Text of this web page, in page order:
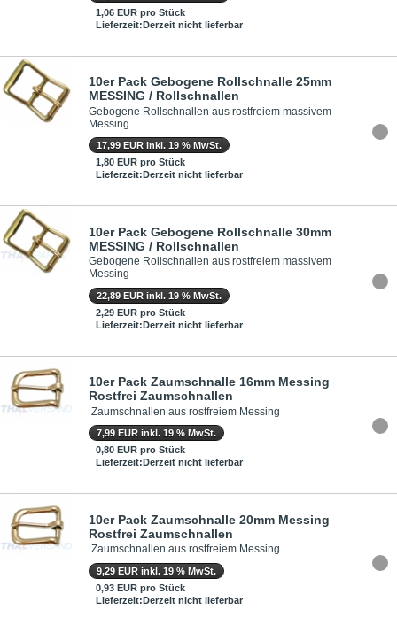
1,06 EUR pro Stück
Lieferzeit:Derzeit nicht lieferbar
10er Pack Gebogene Rollschnalle 25mm
MESSING / Rollschnallen
Gebogene Rollschnallen aus rostfreiem massivem
Messing
17,99 EUR inkl. 19 % MwSt.
1,80 EUR pro Stück
Lieferzeit:Derzeit nicht lieferbar
10er Pack Gebogene Rollschnalle 30mm
MESSING / Rollschnallen
Gebogene Rollschnallen aus rostfreiem massivem
Messing
22,89 EUR inkl. 19 % MwSt.
2,29 EUR pro Stück
Lieferzeit:Derzeit nicht lieferbar
10er Pack Zaumschnalle 16mm Messing
Rostfrei Zaumschnallen
Zaumschnallen aus rostfreiem Messing
7,99 EUR inkl. 19 % MwSt.
0,80 EUR pro Stück
Lieferzeit:Derzeit nicht lieferbar
10er Pack Zaumschnalle 20mm Messing
Rostfrei Zaumschnallen
Zaumschnallen aus rostfreiem Messing
9,29 EUR inkl. 19 % MwSt.
0,93 EUR pro Stück
Lieferzeit:Derzeit nicht lieferbar